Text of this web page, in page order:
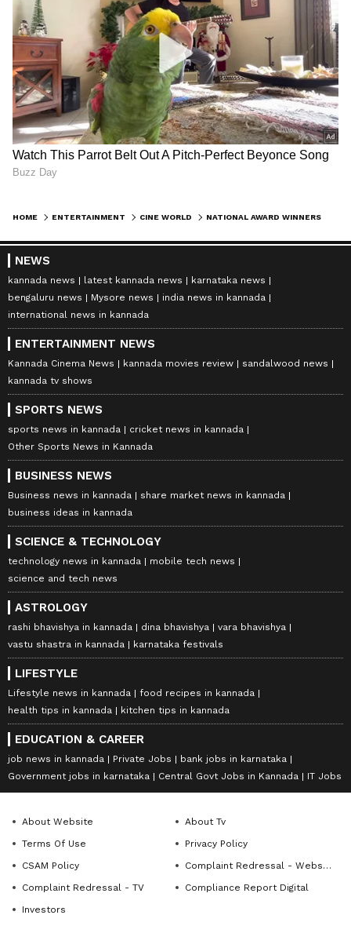
HOME ENTERTAINMENT CINE WORLD
NEWS
kannada news latest kannada news
karnataka news
bengaluru news
Mysore news
india news in kannada
international news in kannada
ENTERTAINMENT NEWS
Kannada Cinema News kannada movies review
sandalwood news
kannada tv shows
SPORTS NEWS
sports news in kannada
cricket news in kannada
Other Sports News in Kannada
BUSINESS NEWS
Business news in kannada
share market news in kannada
business ideas in kannada
SCIENCE & TECHNOLOGY
technology news in kannada
mobile tech news
science and tech news
ASTROLOGY
rashi bhavishya in kannada dina bhavishya
vara bhavishya
vastu shastra in kannada
karnataka festivals
LIFESTYLE
Lifestyle news in kannada
food recipes in kannada
health tips in kannada
kitchen tips in kannada
EDUCATION & CAREER
job news in kannada Private Jobs
bank jobs in karnataka
Government jobs in karnataka
Central Govt Jobs in Kannada IT Jobs
About Website
About Tv
Terms Of Use
Privacy Policy
CSAM Policy
Complaint Redressal - Website
Complaint Redressal - TV
Compliance Report Digital
Investors